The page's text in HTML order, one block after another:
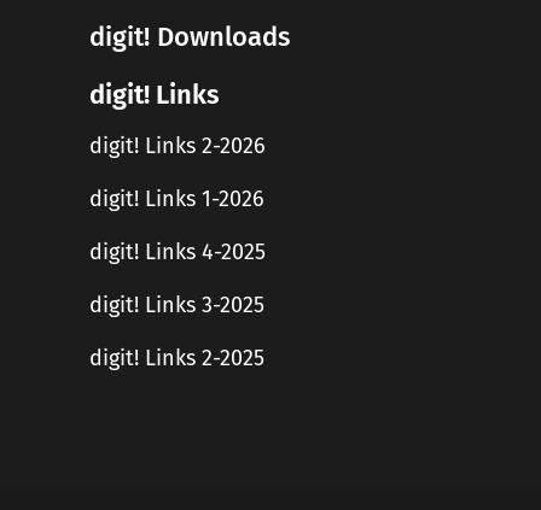
digit! Downloads
digit! Links
digit! Links 2-2026
digit! Links 1-2026
digit! Links 4-2025
digit! Links 3-2025
digit! Links 2-2025